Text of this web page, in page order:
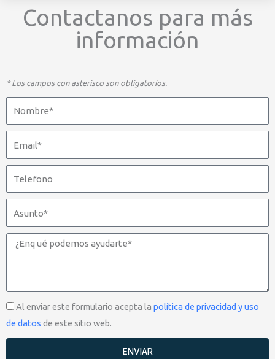
Contactanos para más
información
* Los campos con asterisco son obligatorios.
Nombre
Telefono
Mensaje
Aceptación
Al enviar este formulario acepta la política de privacidad y uso
de datos de este sitio web.
ENVIAR